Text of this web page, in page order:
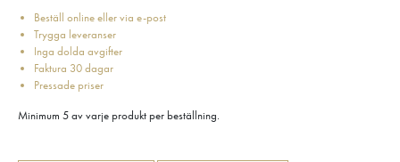
Beställ online eller via e-post
Trygga leveranser
Inga dolda avgifter
Faktura 30 dagar
Pressade priser
Minimum 5 av varje produkt per beställning.